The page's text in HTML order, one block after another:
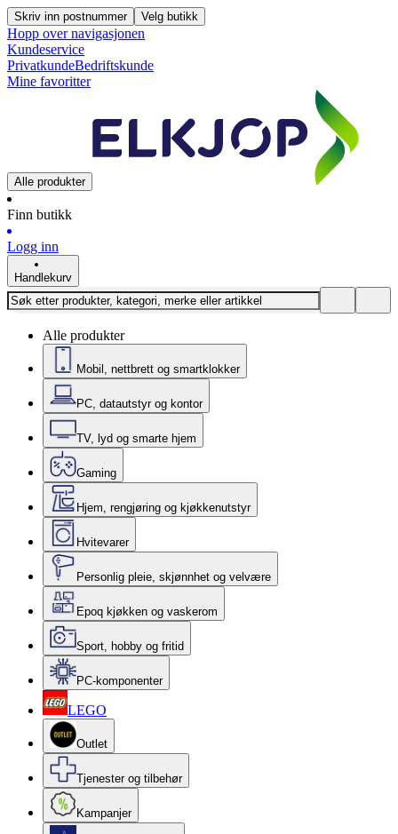
Skriv inn postnummer Velg butikk
Hopp over navigasjonen
Kundeservice
PrivatkundeBedriftskunde
Mine favoritter
Alle produkter
Finn butikk
Logg inn
Handlekurv
Alle produkter
Mobil, nettbrett og smartklokker
PC, datautstyr og kontor
TV, lyd og smarte hjem
Gaming
Hjem, rengjøring og kjøkkenutstyr
Hvitevarer
Personlig pleie, skjønnhet og velvære
Epoq kjøkken og vaskerom
Sport, hobby og fritid
PC-komponenter
LEGO
Outlet
Tjenester og tilbehør
Kampanjer